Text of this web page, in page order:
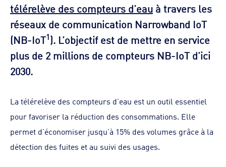
télérelève des compteurs d’eau à travers les
réseaux de communication Narrowband IoT
(NB-IoT1). L’objectif est de mettre en service
plus de 2 millions de compteurs NB-IoT d’ici
2030.
La télérelève des compteurs d’eau est un outil essentiel
pour favoriser la réduction des consommations. Elle
permet d’économiser jusqu'à 15% des volumes grâce à la
détection des fuites et au suivi des usages.